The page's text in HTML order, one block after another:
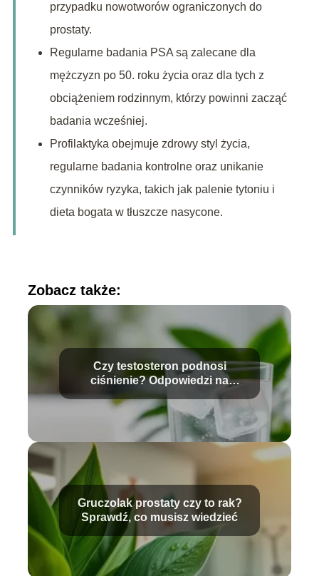
przypadku nowotworów ograniczonych do
prostaty.
Regularne badania PSA są zalecane dla
mężczyzn po 50. roku życia oraz dla tych z
obciążeniem rodzinnym, którzy powinni zacząć
badania wcześniej.
Profilaktyka obejmuje zdrowy styl życia,
regularne badania kontrolne oraz unikanie
czynników ryzyka, takich jak palenie tytoniu i
dieta bogata w tłuszcze nasycone.
Zobacz także:
Czy testosteron podnosi
ciśnienie? Odpowiedzi na
najważniejsze pytania
Gruczolak prostaty czy to rak?
Sprawdź, co musisz wiedzieć